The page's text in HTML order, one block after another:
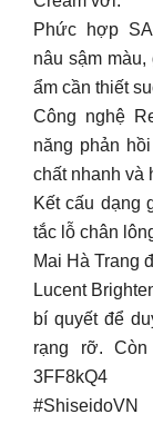
Phức hợp
nâu sậm
ẩm cần thiết
Công nghệ
năng phản
chất nhanh và
Kết cấu dạng
tắc lỗ chân
Mai Hà Trang
Lucent
bí quyết để
rạng rỡ.
3FF8kQ4